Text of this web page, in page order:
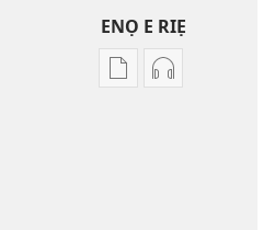
ENỌ E RIẸ
OghẹrẹOghẹrẹ